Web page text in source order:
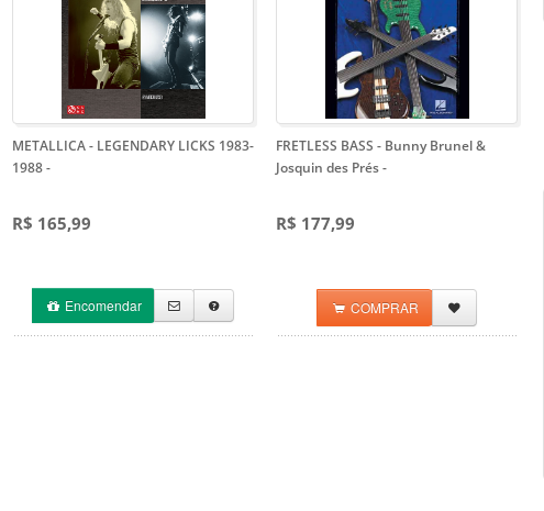
METALLICA - LEGENDARY LICKS 1983-
1988-
R$ 165,99
Encomendar
FRETLESS BASS - Bunny Brunel &
Josquin des Prés-
R$ 177,99
COMPRAR